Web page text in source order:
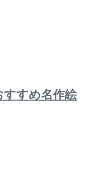
すめ名作絵